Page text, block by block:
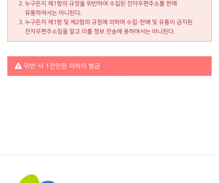
누구든지 제1항의 규정을 위반하여 수집된 전자우편주소를 판매
유통하여서는 아니된다.
누구든지 제1항 및 제2항의 규정에 의하여 수집·판매 및 유통이 금지된
전자우편주소임을 알고 이를 정보 전송에 용하여서는 아니된다.
위반 시 1천만원 이하의 벌금